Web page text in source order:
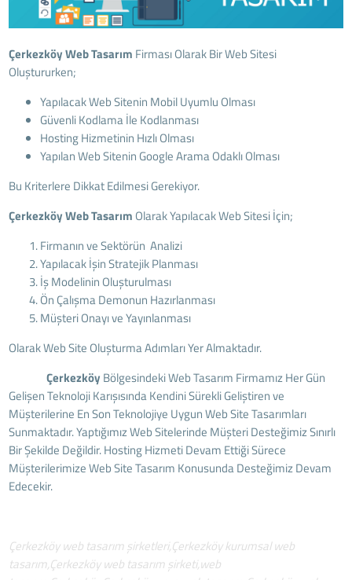
Çerkezköy Web Tasarım Firması Olarak Bir Web Sitesi
Oluştururken;
Yapılacak Web Sitenin Mobil Uyumlu Olması
Güvenli Kodlama İle Kodlanması
Hosting Hizmetinin Hızlı Olması
Yapılan Web Sitenin Google Arama Odaklı Olması
Bu Kriterlere Dikkat Edilmesi Gerekiyor.
Çerkezköy Web Tasarım Olarak Yapılacak Web Sitesi İçin;
Firmanın ve Sektörün Analizi
Yapılacak İşin Stratejik Planması
İş Modelinin Oluşturulması
Ön Çalışma Demonun Hazırlanması
Müşteri Onayı ve Yayınlanması
Olarak Web Site Oluşturma Adımları Yer Almaktadır.
Çerkezköy Bölgesindeki Web Tasarım Firmamız Her Gün
Gelişen Teknoloji Karışısında Kendini Sürekli Geliştiren ve
Müşterilerine En Son Teknolojiye Uygun Web Site Tasarımları
Sunmaktadır. Yaptığımız Web Sitelerinde Müşteri Desteğimiz Sınırlı
Bir Şekilde Değildir. Hosting Hizmeti Devam Ettiği Sürece
Müşterilerimize Web Site Tasarım Konusunda Desteğimiz Devam
Edecekir.
Çerkezköy web tasarım şirketleri,Çerkezköy kurumsal web
tasarım,Çerkezköy web tasarım şirketi,web